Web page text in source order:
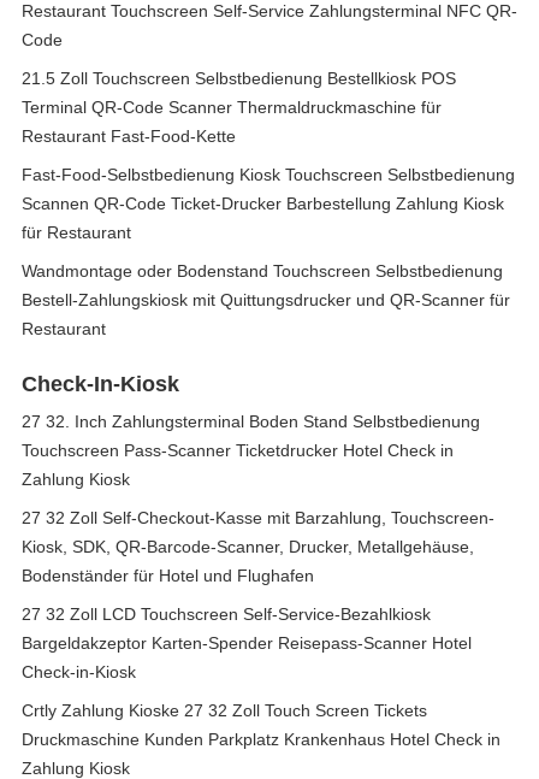
Restaurant Touchscreen Self-Service Zahlungsterminal NFC QR-
Code
21.5 Zoll Touchscreen Selbstbedienung Bestellkiosk POS
Terminal QR-Code Scanner Thermaldruckmaschine für
Restaurant Fast-Food-Kette
Fast-Food-Selbstbedienung Kiosk Touchscreen Selbstbedienung
Scannen QR-Code Ticket-Drucker Barbestellung Zahlung Kiosk
für Restaurant
Wandmontage oder Bodenstand Touchscreen Selbstbedienung
Bestell-Zahlungskiosk mit Quittungsdrucker und QR-Scanner für
Restaurant
Check-In-Kiosk
27 32. Inch Zahlungsterminal Boden Stand Selbstbedienung
Touchscreen Pass-Scanner Ticketdrucker Hotel Check in
Zahlung Kiosk
27 32 Zoll Self-Checkout-Kasse mit Barzahlung, Touchscreen-
Kiosk, SDK, QR-Barcode-Scanner, Drucker, Metallgehäuse,
Bodenständer für Hotel und Flughafen
27 32 Zoll LCD Touchscreen Self-Service-Bezahlkiosk
Bargeldakzeptor Karten-Spender Reisepass-Scanner Hotel
Check-in-Kiosk
Crtly Zahlung Kioske 27 32 Zoll Touch Screen Tickets
Druckmaschine Kunden Parkplatz Krankenhaus Hotel Check in
Zahlung Kiosk